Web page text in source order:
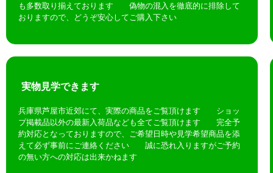
も多数取り揃えております 偽物の混入を徹底的に排除して
おりますので、どうぞ安心してご購入下さい
実物見学できます
兵庫県芦屋市近郊にて、実際の商品をご覧頂けます ショッ
プ掲載品以外の最新入荷品なども全てご覧頂けます 完全予
約対応となっておりますので、ご希望日時や見学希望商品を添
えて必ず事前にご連絡ください 誠に恐れ入りますがご予約
の無い方への対応は出来かねます